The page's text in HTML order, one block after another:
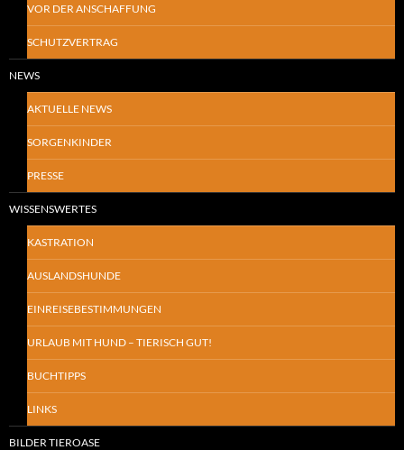
VOR DER ANSCHAFFUNG
SCHUTZVERTRAG
NEWS
AKTUELLE NEWS
SORGENKINDER
PRESSE
WISSENSWERTES
KASTRATION
AUSLANDSHUNDE
EINREISEBESTIMMUNGEN
URLAUB MIT HUND – TIERISCH GUT!
BUCHTIPPS
LINKS
BILDER TIEROASE